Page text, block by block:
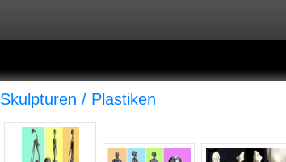
Skulpturen / Plastiken